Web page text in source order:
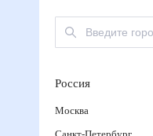
Россия
Москва